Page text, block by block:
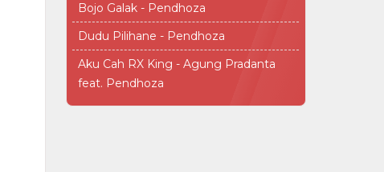
Bojo Galak - Pendhoza
Dudu Pilihane - Pendhoza
Aku Cah RX King - Agung Pradanta
feat. Pendhoza